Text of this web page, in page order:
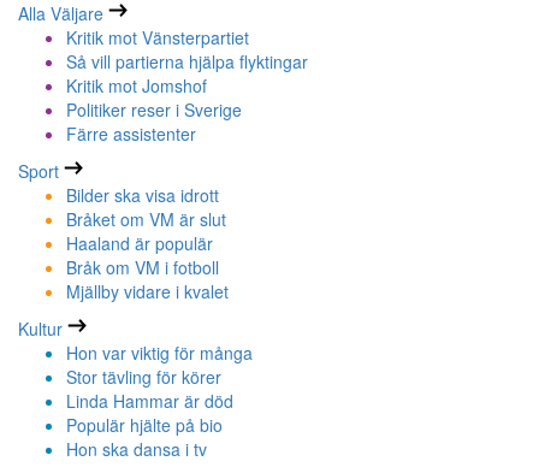
Alla Väljare
Kritik mot Vänsterpartiet
Så vill partierna hjälpa flyktingar
Kritik mot Jomshof
Politiker reser i Sverige
Färre assistenter
Sport
Bilder ska visa idrott
Bråket om VM är slut
Haaland är populär
Bråk om VM i fotboll
Mjällby vidare i kvalet
Kultur
Hon var viktig för många
Stor tävling för körer
Linda Hammar är död
Populär hjälte på bio
Hon ska dansa i tv